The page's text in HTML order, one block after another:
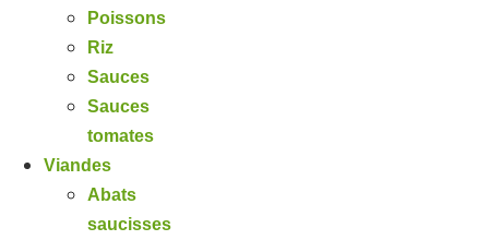
Poissons
Riz
Sauces
Sauces
tomates
Viandes
Abats
saucisses